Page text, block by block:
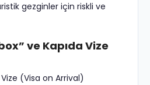
gezginler için riskli ve
ve Kapıda Vize
Vize (Visa on Arrival)